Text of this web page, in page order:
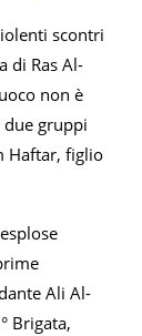
scontri
di Ras Al-
non è
gruppi
Haftar, figlio
Ali Al-
Brigata,